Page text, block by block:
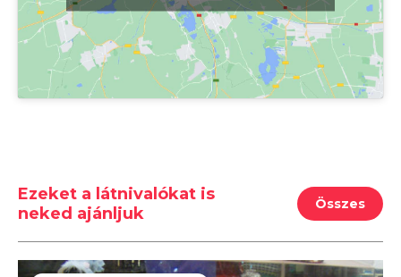
Ezeket a látnivalókat is
neked ajánljuk
Összes